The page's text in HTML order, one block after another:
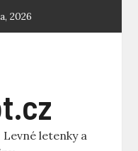
2026
letenky a